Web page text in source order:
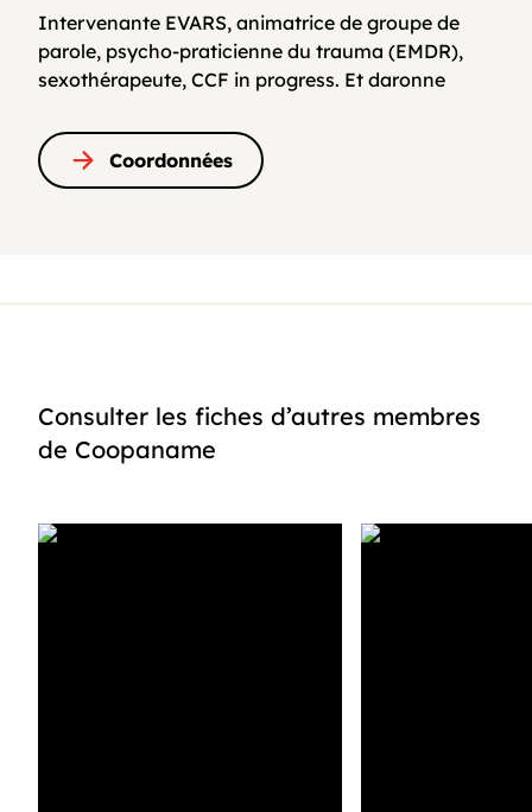
FAQ
Intervenante EVARS, animatrice de groupe de
parole, psycho-praticienne du trauma (EMDR),
sexothérapeute, CCF in progress. Et daronne
Coordonnées
Consulter les fiches d’autres membres
de Coopaname